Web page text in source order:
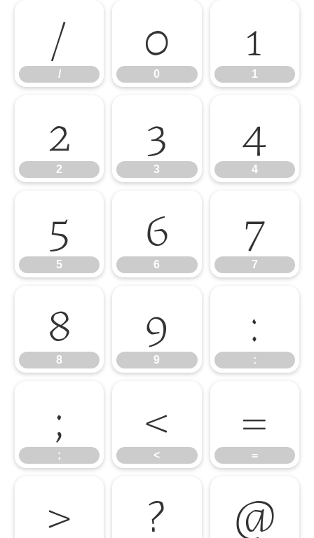
/
/
0
0
1
1
2
2
3
3
4
4
5
5
6
6
7
7
8
8
9
9
:
:
;
;
<
<
=
=
> ? @